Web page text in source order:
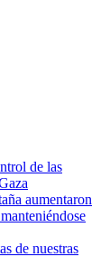
de las
aumentaron
de nuestras